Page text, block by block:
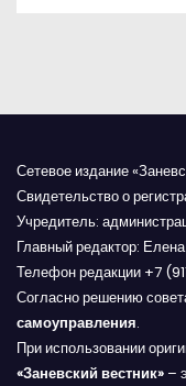
г
а
ц
и
я
Сетевое издание
Свидетельство о
Учредитель:
Главный редактор:
Телефон редакции +7
Согласно решению
самоуправления.
При использовании
«Заневский вестник» –